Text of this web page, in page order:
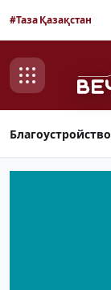
#Таза Қазақстан
Благоустройство